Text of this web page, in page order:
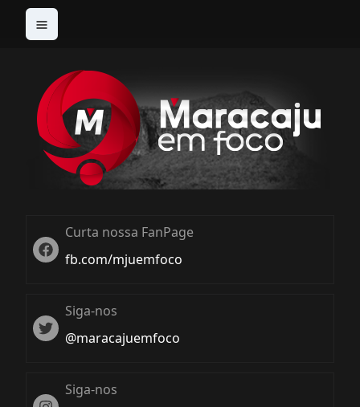
Twitter
Curta nossa FanPage
fb.com/mjuemfoco
Twiter
Siga-nos
@maracajuemfoco
Siga-nos